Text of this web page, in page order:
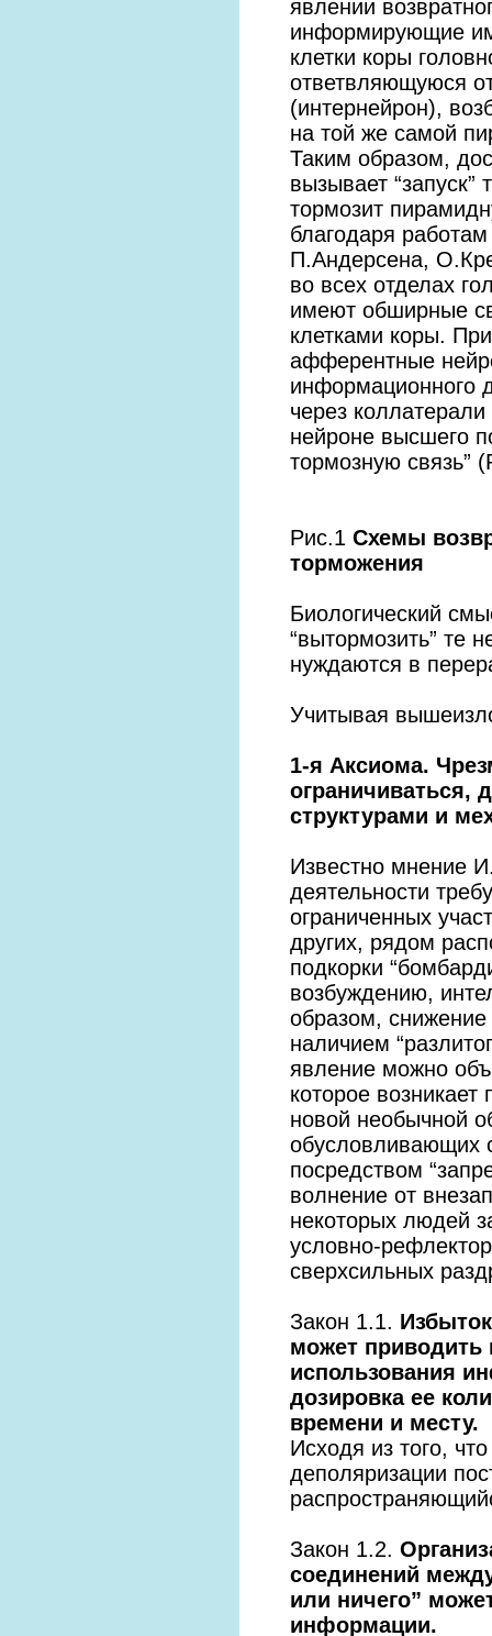
явлении
информирующие
клетки коры
ответвляющуюся
(интернейрон),
на той же самой
Таким образом,
вызывает
тормозит
благодаря
П.Андерсена,
во всех отделах
имеют обширные
клетками коры.
афферентные
информационного
через
нейроне высшего
тормозную связь”
Рис.1 Схемы
торможения
Биологический
“вытормозить” те
нуждаются в
Учитывая
1-я Аксиома.
ограничиваться,
структурами и
Известно мнение
деятельности
ограниченных
других, рядом
подкорки
возбуждению,
образом, снижение
наличием
явление можно
которое
новой необычной
обусловливающих
посредством
волнение от
некоторых людей
условно-
сверхсильных
Закон 1.1.
может приводить
использования
дозировка ее
времени и месту.
Исходя из того,
деполяризации
Закон 1.2.
соединений
или ничего”
информации.